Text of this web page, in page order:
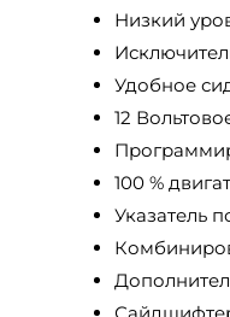
Низкий
Удобное
12
100 %
Указатель